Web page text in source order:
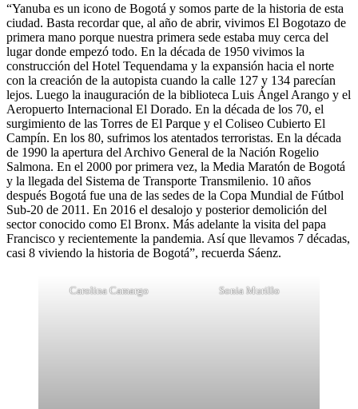
“Yanuba es un icono de Bogotá y somos parte de la historia de esta
ciudad. Basta recordar que, al año de abrir, vivimos El Bogotazo de
primera mano porque nuestra primera sede estaba muy cerca del
lugar donde empezó todo. En la década de 1950 vivimos la
construcción del Hotel Tequendama y la expansión hacia el norte
con la creación de la autopista cuando la calle 127 y 134 parecían
lejos. Luego la inauguración de la biblioteca Luis Ángel Arango y el
Aeropuerto Internacional El Dorado. En la década de los 70, el
surgimiento de las Torres de El Parque y el Coliseo Cubierto El
Campín. En los 80, sufrimos los atentados terroristas. En la década
de 1990 la apertura del Archivo General de la Nación Rogelio
Salmona. En el 2000 por primera vez, la Media Maratón de Bogotá
y la llegada del Sistema de Transporte Transmilenio. 10 años
después Bogotá fue una de las sedes de la Copa Mundial de Fútbol
Sub-20 de 2011. En 2016 el desalojo y posterior demolición del
sector conocido como El Bronx. Más adelante la visita del papa
Francisco y recientemente la pandemia. Así que llevamos 7 décadas,
casi 8 viviendo la historia de Bogotá”, recuerda Sáenz.
Carolina Camargo Sonia Murillo